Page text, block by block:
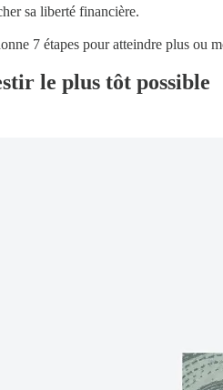
sa liberté financière.
7 étapes pour atteindre plus ou
le plus tôt possible